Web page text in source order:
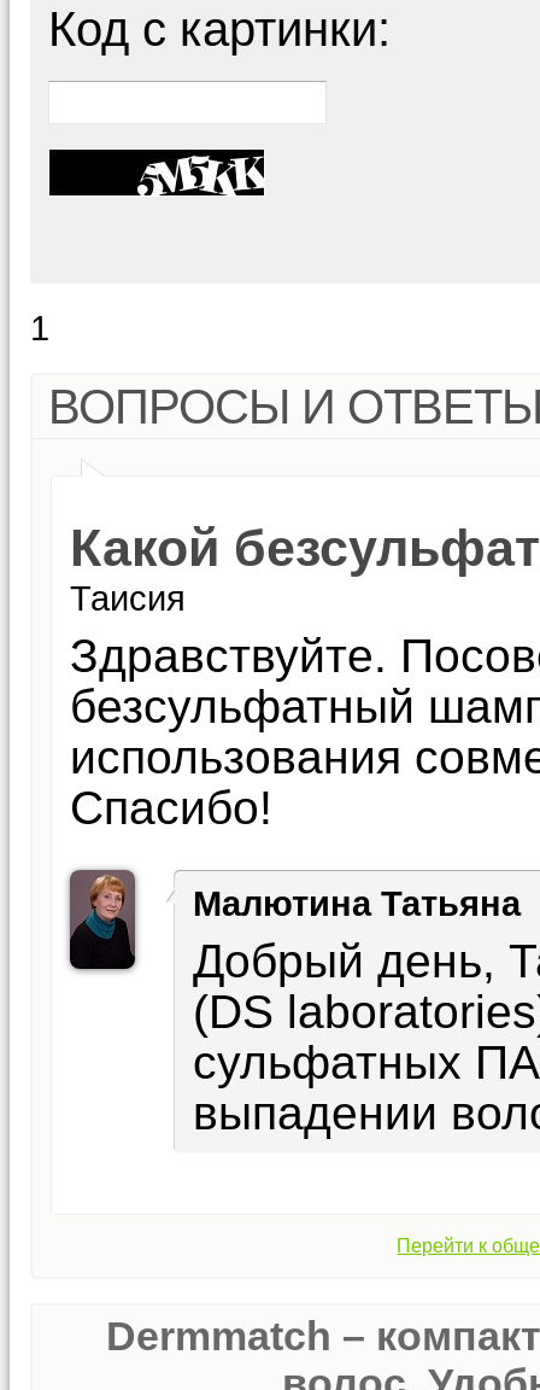
Код с картинки:
1
ВОПРОСЫ И
Какой
Таисия
Здравствуйте.
безсульфатный
использования
Спасибо!
Малютина Татьяна
Добрый день,
(DS
сульфатных
выпадении
Перейти к
Dermmatch –